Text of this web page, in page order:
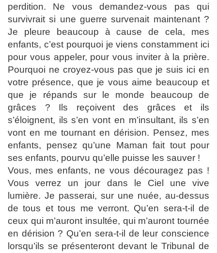
perdition. Ne vous demandez-vous pas qui
survivrait si une guerre survenait maintenant ?
Je pleure beaucoup à cause de cela, mes
enfants, c’est pourquoi je viens constamment ici
pour vous appeler, pour vous inviter à la prière.
Pourquoi ne croyez-vous pas que je suis ici en
votre présence, que je vous aime beaucoup et
que je répands sur le monde beaucoup de
grâces ? Ils reçoivent des grâces et ils
s’éloignent, ils s’en vont en m’insultant, ils s’en
vont en me tournant en dérision. Pensez, mes
enfants, pensez qu’une Maman fait tout pour
ses enfants, pourvu qu’elle puisse les sauver !
Vous, mes enfants, ne vous découragez pas !
Vous verrez un jour dans le Ciel une vive
lumière. Je passerai, sur une nuée, au-dessus
de tous et tous me verront. Qu’en sera-t-il de
ceux qui m’auront insultée, qui m’auront tournée
en dérision ? Qu’en sera-t-il de leur conscience
lorsqu’ils se présenteront devant le Tribunal de